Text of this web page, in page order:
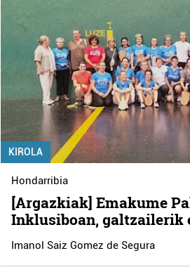
KIROLA
Hondarribia
[Argazkiak] Emakume
Inklusiboan, galtzailerik
Imanol Saiz Gomez de Segura